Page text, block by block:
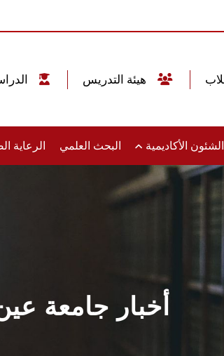
الشئون الأكاديمية البحث العلمي الرعاية
أخبار جامعة